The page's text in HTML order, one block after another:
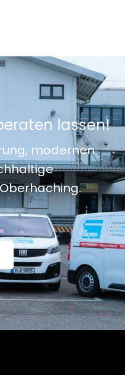
eraten lassen!
modernen